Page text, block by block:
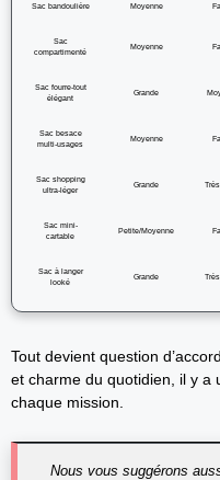
Sac bandoulière Moyenne
Sac
compartimenté
Moyenne
Sac fourre-tout
élégant
Grande
Sac besace
multi-usages
Moyenne
Sac shopping
ultra-léger
Grande
Sac mini-
cartable
Petite/Moyenne
Sac à langer
looké
Grande
Tout devient question
et charme du quotidien, il y a
chaque mission.
Nous vous suggérons